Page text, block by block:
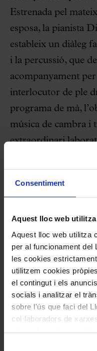
Consentiment
Aquest lloc web
Aquest lloc web utilitza
per al funcionament del
les cookies
utilitzem cookies
el contingut i els
socials i analitzar el
sobre l'ús que faci del
col·laboradors de
Estrenada pel
esposa, la pianista
estableix un diàleg
i la percussió, que
acompanyament
interlocutor de ple
programa de mà,
música de cambra i
extraordinari
La primera part
stickability, una
Gerassimez,
percussionistes
personalitat
minimalisme i fins i
percussionista
patrons rítmics en
pel món amb les